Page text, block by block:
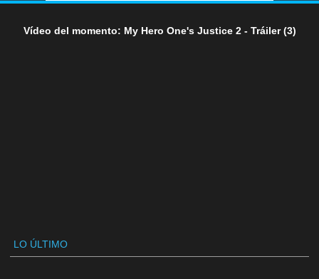
Vídeo del momento: My Hero One's Justice 2 - Tráiler (3)
LO ÚLTIMO